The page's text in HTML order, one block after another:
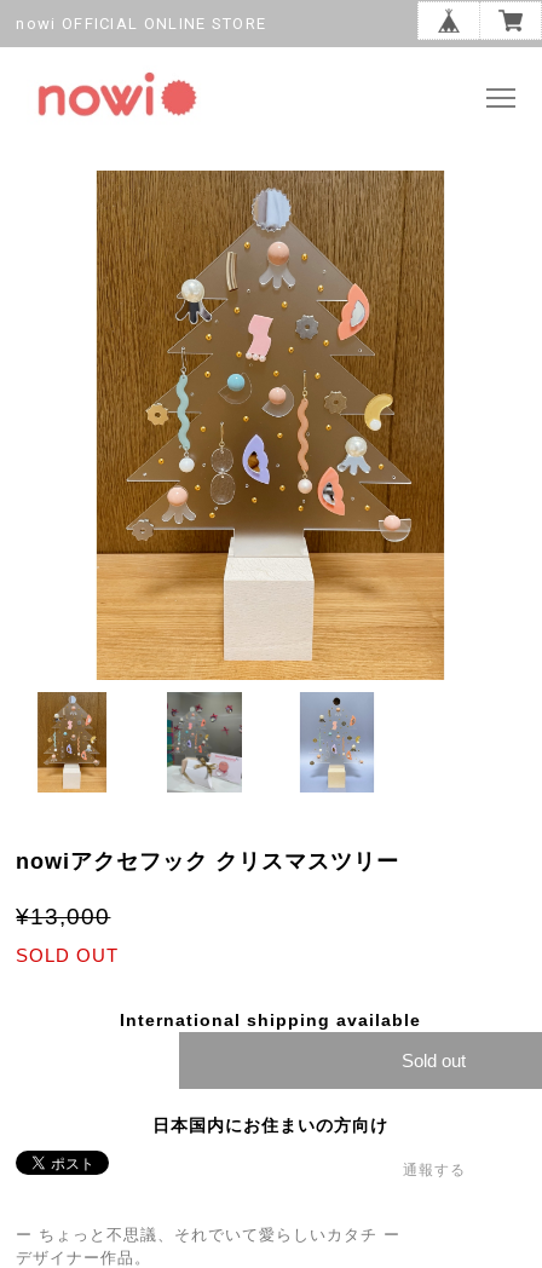
nowi OFFICIAL ONLINE STORE
nowiアクセフック クリスマスツリー
¥13,000
SOLD OUT
International shipping available
Sold out
日本国内にお住まいの方向け
通報する
ー ちょっと不思議、それでいて愛らしいカタチ ー
デザイナー作品。